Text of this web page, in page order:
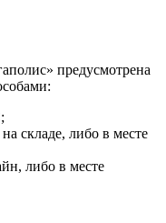
предусмотрена
складе, либо в месте
либо в месте